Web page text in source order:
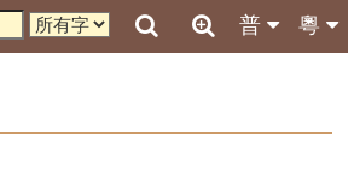
粵
普